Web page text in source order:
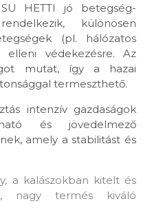
HETTI jó betegség-
különösen
(pl. hálózatos
elleni védekezésre. Az
mutat, így a hazai
termeszthető.
intenzív gazdaságok
és jövedelmező
amely a stabilitást és
a kalászokban kitelt és
nagy termés kiváló